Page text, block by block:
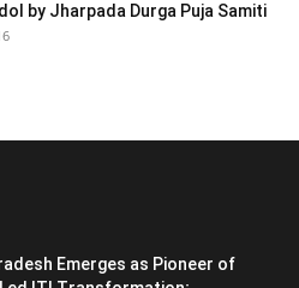
by Jharpada Durga Puja Samiti
Emerges as Pioneer of